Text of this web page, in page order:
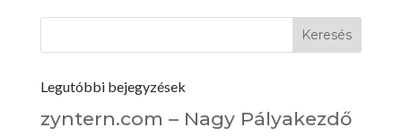
Legutóbbi bejegyzések
zyntern.com – Nagy Pályakezdő